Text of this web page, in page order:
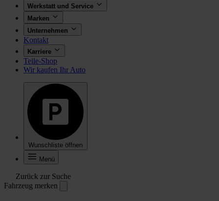
Werkstatt und Service
Marken
Unternehmen
Kontakt
Karriere
Teile-Shop
Wir kaufen Ihr Auto
Wunschliste öffnen
Menü
Zurück zur Suche
Fahrzeug merken